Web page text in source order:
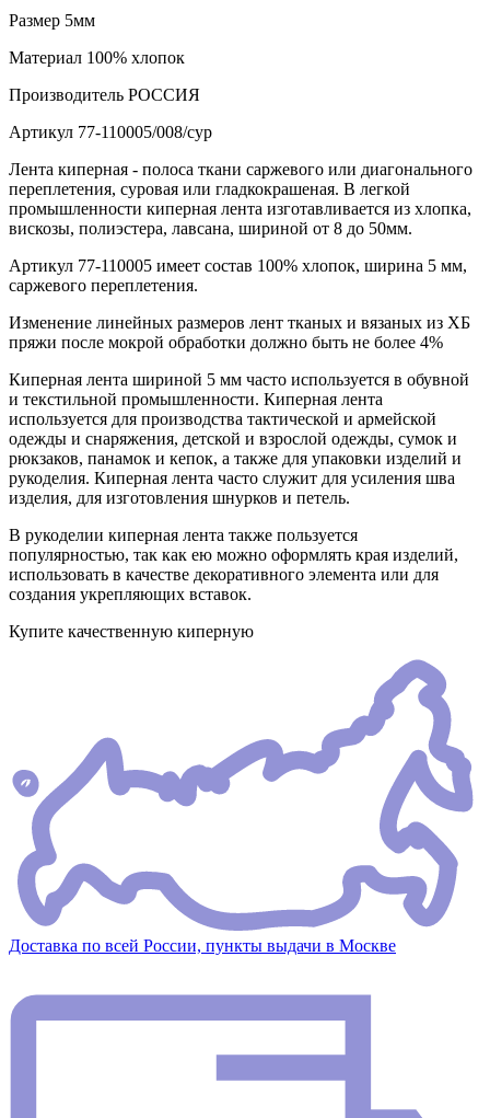
Размер 5мм
Материал 100% хлопок
Производитель РОССИЯ
Артикул 77-110005/008/сур
Лента киперная - полоса ткани саржевого или диагонального
переплетения, суровая или гладкокрашеная. В легкой
промышленности киперная лента изготавливается из хлопка,
вискозы, полиэстера, лавсана, шириной от 8 до 50мм.
Артикул 77-110005 имеет состав 100% хлопок, ширина 5 мм,
саржевого переплетения.
Изменение линейных размеров лент тканых и вязаных из ХБ
пряжи после мокрой обработки должно быть не более 4%
Киперная лента шириной 5 мм часто используется в обувной
и текстильной промышленности. Киперная лента
используется для производства тактической и армейской
одежды и снаряжения, детской и взрослой одежды, сумок и
рюкзаков, панамок и кепок, а также для упаковки изделий и
рукоделия. Киперная лента часто служит для усиления шва
изделия, для изготовления шнурков и петель.
В рукоделии киперная лента также пользуется
популярностью, так как ею можно оформлять края изделий,
использовать в качестве декоративного элемента или для
создания укрепляющих вставок.
Купите качественную киперную
Доставка по всей России, пункты выдачи в Москве